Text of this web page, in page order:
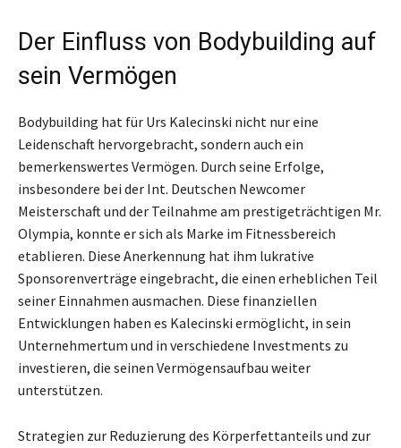
Der Einfluss von Bodybuilding auf
sein Vermögen
Bodybuilding hat für Urs Kalecinski nicht nur eine
Leidenschaft hervorgebracht, sondern auch ein
bemerkenswertes Vermögen. Durch seine Erfolge,
insbesondere bei der Int. Deutschen Newcomer
Meisterschaft und der Teilnahme am prestigeträchtigen Mr.
Olympia, konnte er sich als Marke im Fitnessbereich
etablieren. Diese Anerkennung hat ihm lukrative
Sponsorenverträge eingebracht, die einen erheblichen Teil
seiner Einnahmen ausmachen. Diese finanziellen
Entwicklungen haben es Kalecinski ermöglicht, in sein
Unternehmertum und in verschiedene Investments zu
investieren, die seinen Vermögensaufbau weiter
unterstützen.
Strategien zur Reduzierung des Körperfettanteils und zur